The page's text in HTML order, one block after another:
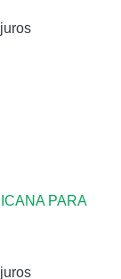
PARA